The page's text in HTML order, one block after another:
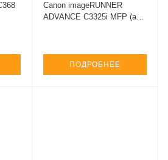
Canon imageRUNNER
ADVANCE C3325i MFP (арт.
ПОДРОБНЕЕ